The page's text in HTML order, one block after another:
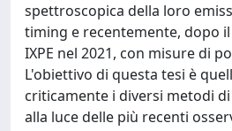
spettroscopica della loro
timing e recentemente, dopo
IXPE nel 2021, con misure di
L'obiettivo di questa tesi è
criticamente i diversi metodi
alla luce delle più recenti